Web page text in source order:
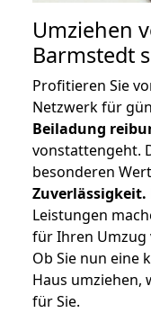
Umziehen
Barmstedt
Profitieren Sie
Netzwerk für
Beiladung
vonstattengeht.
besonderen
Zuverlässigkeit.
Leistungen
für Ihren Umzug
Ob Sie nun eine
Haus umziehen,
für Sie.